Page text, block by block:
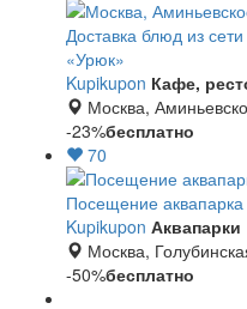
Доставка блюд из
«Урюк»
Kupikupon Кафе,
Москва,
-23%бесплатно
70
Посещение
Kupikupon Аквапарки
Москва,
-50%бесплатно